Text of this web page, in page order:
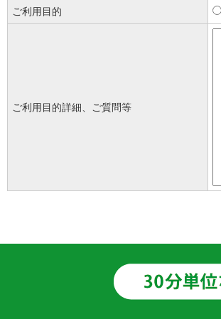
ご利用目的
ご利用目的詳細、ご質問等